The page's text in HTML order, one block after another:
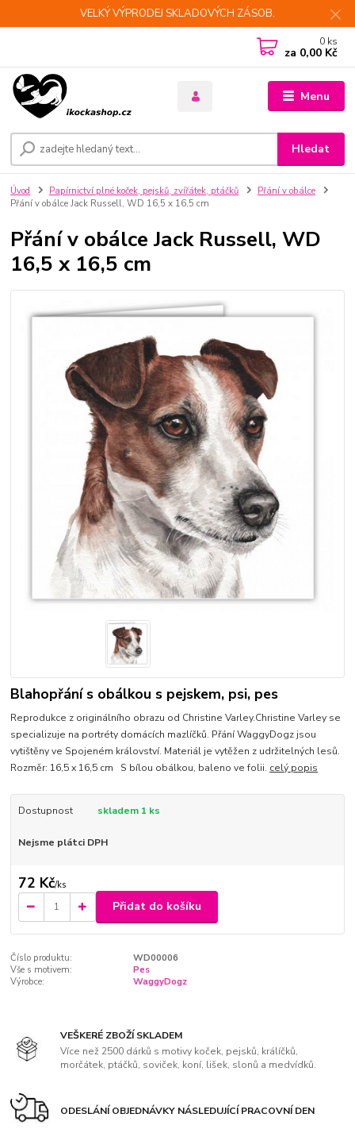
VELKÝ VÝPRODEJ SKLADOVÝCH ZÁSOB.
Menu
Hledat
0 ks
za 0,00 Kč
Úvod Papírnictví plné koček, pejsků, zvířátek, ptáčků
Přání v obálce
Přání v obálce Jack Russell, WD 16,5 x 16,5 cm
Přání v obálce Jack Russell, WD
16,5 x 16,5 cm
Blahopřání s obálkou s pejskem, psi, pes
Reprodukce z originálního obrazu od Christine Varley.Christine Varley se
specializuje na portréty domácích mazlíčků. Přání WaggyDogz jsou
vytištěny ve Spojeném království. Materiál je vytěžen z udržitelných lesů.
Rozměr: 16,5 x 16,5 cm S bílou obálkou, baleno ve folii. celý popis
Dostupnost skladem 1 ks
Nejsme plátci DPH
72 Kč/ks
Přidat do košíku
Číslo produktu:
WD00006
Vše s motivem:
Pes
Výrobce:
WaggyDogz
VEŠKERÉ ZBOŽÍ SKLADEM
Více než 2500 dárků s motivy koček, pejsků, králíčků,
morčátek, ptáčků, soviček, koní, lišek, slonů a medvídků.
ODESLÁNÍ OBJEDNÁVKY NÁSLEDUJÍCÍ PRACOVNÍ DEN